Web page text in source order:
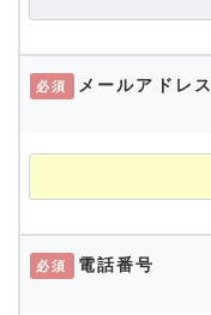
必須 メールアドレス
必須 電話番号